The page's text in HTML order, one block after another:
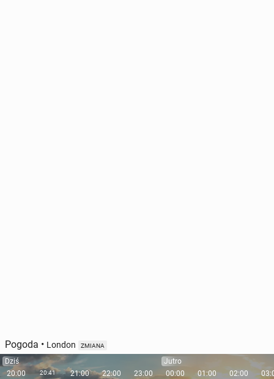
Pogoda • London ZMIANA
Dziś
20:00
20:41 21:00 22:00 23:00
Jutro
00:00
01:00 02:00